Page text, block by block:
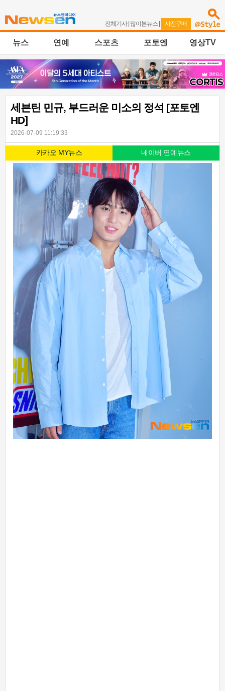
전체기사| 많이본뉴스 | 사진구매
뉴스 연예 스포츠 포토엔 영상TV
세븐틴 민규, 부드러운 미소의 정석 [포토엔
HD]
2026-07-09 11:19:33
카카오 MY뉴스 네이버 연예뉴스